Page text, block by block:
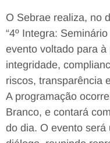
O Sebrae realiza, no
“4º Integra:
evento voltado para
integridade,
riscos, transparência
A programação
Branco, e contará
do dia. O evento